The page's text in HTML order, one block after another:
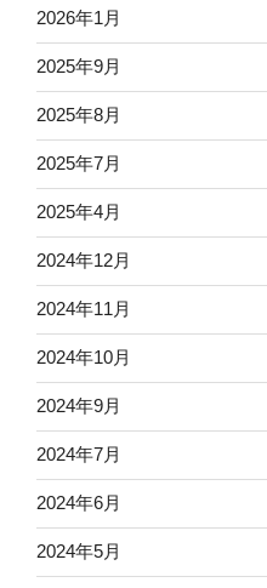
シ
ス”
の
2026年1月
2025年9月
2025年8月
2025年7月
2025年4月
2024年12月
2024年11月
2024年10月
2024年9月
2024年7月
2024年6月
2024年5月